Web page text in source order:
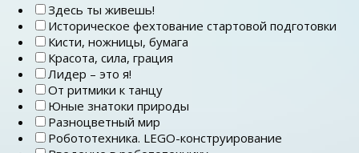
Здесь ты живешь!
Историческое фехтование стартовой подготовки
Кисти, ножницы, бумага
Красота, сила, грация
Лидер – это я!
От ритмики к танцу
Юные знатоки природы
Разноцветный мир
Робототехника. LEGO-конструирование